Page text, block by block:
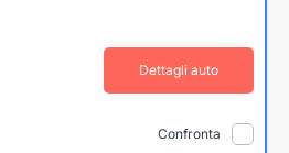
Dettagli auto
Confronta